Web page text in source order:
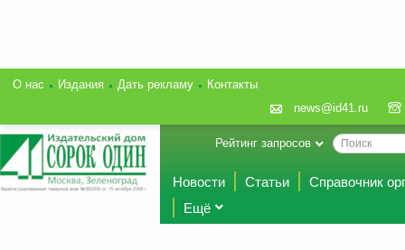
О нас Издания Дать рекламу
Контакты
news@id41.ru
Рейтинг запросов
Новости Статьи
Справочник
Ещё